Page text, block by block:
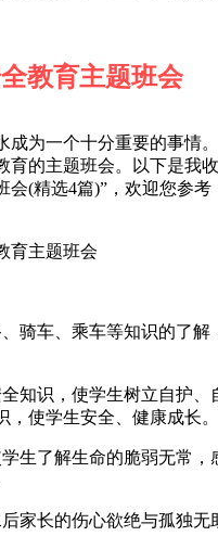
教育主题班会
成为一个十分重要的事情
育的主题班会。以下是我
会(精选4篇)”，欢迎您参考
育主题班会
骑车、乘车等知识的了解
知识，使学生树立自护、
，使学生安全、健康成长。
生了解生命的脆弱无常，
家长的伤心欲绝与孤独无